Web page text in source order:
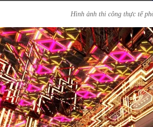
Hình ảnh thi công thực tế